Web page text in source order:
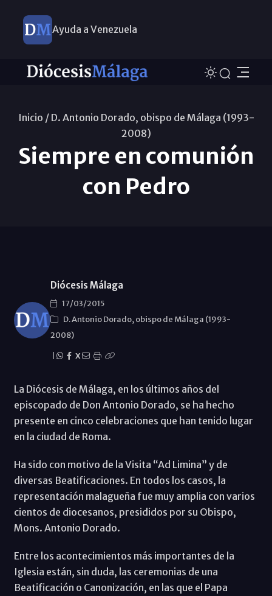
Ayuda a Venezuela
Inicio / D. Antonio Dorado, obispo de Málaga (1993-
2008)
Siempre en comunión
con Pedro
Diócesis Málaga
17/03/2015
D. Antonio Dorado, obispo de Málaga (1993-
2008)
X
La Diócesis de Málaga, en los últimos años del
episcopado de Don Antonio Dorado, se ha hecho
presente en cinco celebraciones que han tenido lugar
en la ciudad de Roma.
Ha sido con motivo de la Visita “Ad Limina” y de
diversas Beatificaciones. En todos los casos, la
representación malagueña fue muy amplia con varios
cientos de diocesanos, presididos por su Obispo,
Mons. Antonio Dorado.
Entre los acontecimientos más importantes de la
Iglesia están, sin duda, las ceremonias de una
Beatificación o Canonización, en las que el Papa